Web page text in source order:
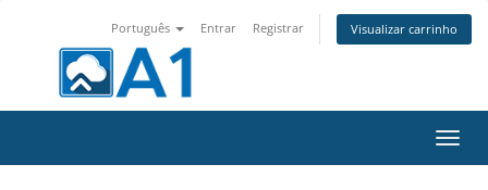
Português Entrar Registrar Visualizar carrinho